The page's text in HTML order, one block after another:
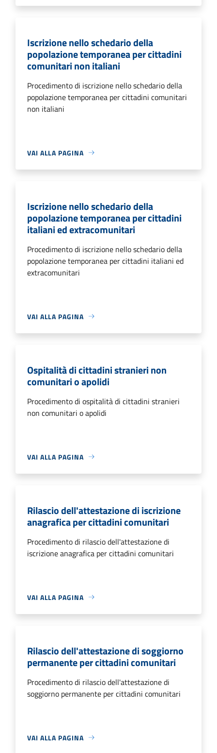
Iscrizione nello schedario della
popolazione temporanea per cittadini
comunitari non italiani
Procedimento di iscrizione nello schedario della
popolazione temporanea per cittadini comunitari
non italiani
VAI ALLA PAGINA
Iscrizione nello schedario della
popolazione temporanea per cittadini
italiani ed extracomunitari
Procedimento di iscrizione nello schedario della
popolazione temporanea per cittadini italiani ed
extracomunitari
VAI ALLA PAGINA
Ospitalità di cittadini stranieri non
comunitari o apolidi
Procedimento di ospitalità di cittadini stranieri
non comunitari o apolidi
VAI ALLA PAGINA
Rilascio dell'attestazione di iscrizione
anagrafica per cittadini comunitari
Procedimento di rilascio dell'attestazione di
iscrizione anagrafica per cittadini comunitari
VAI ALLA PAGINA
Rilascio dell'attestazione di soggiorno
permanente per cittadini comunitari
Procedimento di rilascio dell'attestazione di
soggiorno permanente per cittadini comunitari
VAI ALLA PAGINA